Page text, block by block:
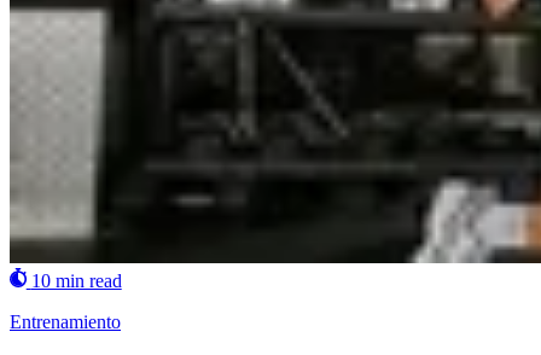
10 min read
Entrenamiento